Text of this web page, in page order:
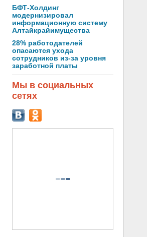
БФТ-Холдинг
модернизировал
информационную систему
Алтайкрайимущества
28% работодателей
опасаются ухода
сотрудников из-за уровня
заработной платы
Мы в социальных
сетях